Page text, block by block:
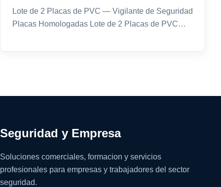
Lote de 2 Placas de PVC — Vigilante de Seguridad
Placas Homologadas Lote de 2 Placas de PVC…
Seguridad y Empresa
Soluciones comerciales, formacion y servicios
profesionales para empresas y trabajadores del sector
seguridad.